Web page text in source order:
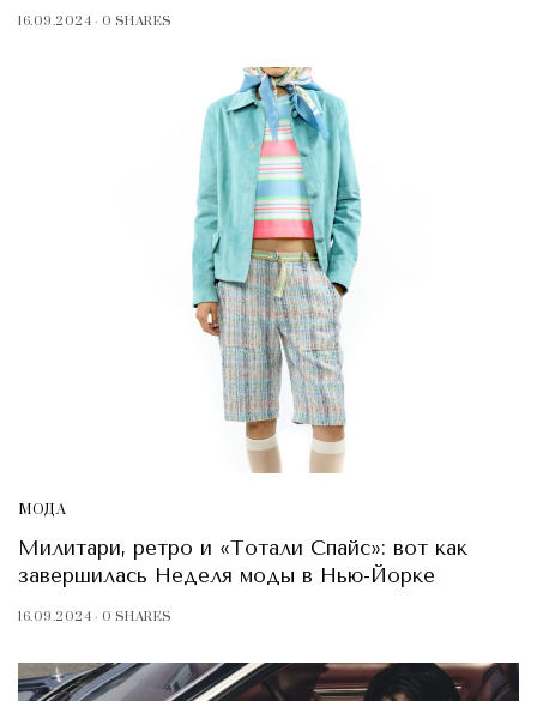
16.09.2024 0 SHARES
МОДА
Милитари, ретро и «Тотали Спайс»: вот как
завершилась Неделя моды в Нью-Йорке
16.09.2024 0 SHARES